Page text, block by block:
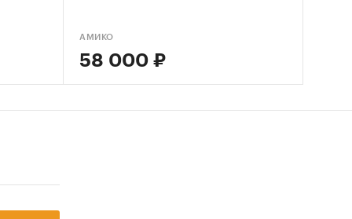
АМИКО
58 000 ₽